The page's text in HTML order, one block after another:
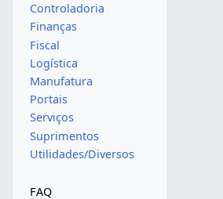
Controladoria
Finanças
Fiscal
Logística
Manufatura
Portais
Serviços
Suprimentos
Utilidades/Diversos
FAQ